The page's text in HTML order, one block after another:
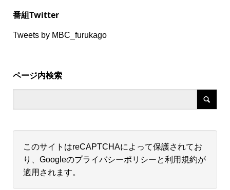
番組Twitter
Tweets by MBC_furukago
ページ内検索
このサイトはreCAPTCHAによって保護されてお
り、Googleのプライバシーポリシーと利用規約が
適用されます。